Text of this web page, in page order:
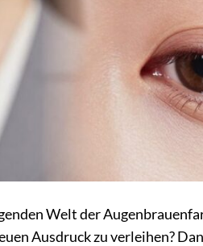
Welt der
Ausdruck zu verleihen?